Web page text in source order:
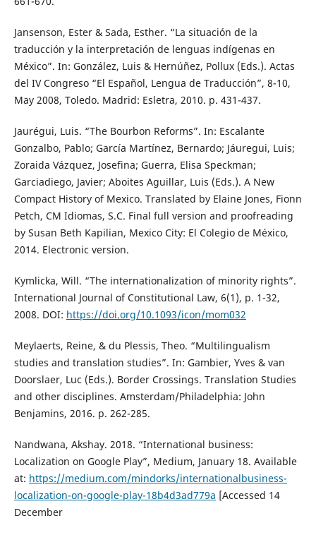
Jansenson, Ester & Sada, Esther. “La situación de la
traducción y la interpretación de lenguas indígenas en
México”. In: González, Luis & Hernúñez, Pollux (Eds.). Actas
del IV Congreso “El Español, Lengua de Traducción”, 8-10,
May 2008, Toledo. Madrid: Esletra, 2010. p. 431-437.
Jaurégui, Luis. “The Bourbon Reforms”. In: Escalante
Gonzalbo, Pablo; García Martínez, Bernardo; Jáuregui, Luis;
Zoraida Vázquez, Josefina; Guerra, Elisa Speckman;
Garciadiego, Javier; Aboites Aguillar, Luis (Eds.). A New
Compact History of Mexico. Translated by Elaine Jones, Fionn
Petch, CM Idiomas, S.C. Final full version and proofreading
by Susan Beth Kapilian, Mexico City: El Colegio de México,
2014. Electronic version.
Kymlicka, Will. “The internationalization of minority rights”.
International Journal of Constitutional Law, 6(1), p. 1-32,
2008. DOI: https://doi.org/10.1093/icon/mom032
Meylaerts, Reine, & du Plessis, Theo. “Multilingualism
studies and translation studies”. In: Gambier, Yves & van
Doorslaer, Luc (Eds.). Border Crossings. Translation Studies
and other disciplines. Amsterdam/Philadelphia: John
Benjamins, 2016. p. 262-285.
Nandwana, Akshay. 2018. “International business:
Localization on Google Play”, Medium, January 18. Available
at: https://medium.com/mindorks/internationalbusiness-
localization-on-google-play-18b4d3ad779a [Accessed 14
December